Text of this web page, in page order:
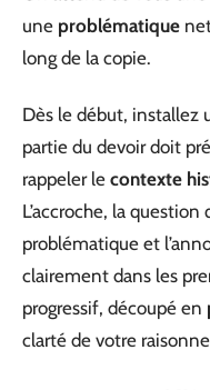
une problématique
long de la copie.
Dès le début, installez
partie du devoir doit
rappeler le contexte
L’accroche, la
problématique et
clairement dans les
progressif, découpé en
clarté de votre